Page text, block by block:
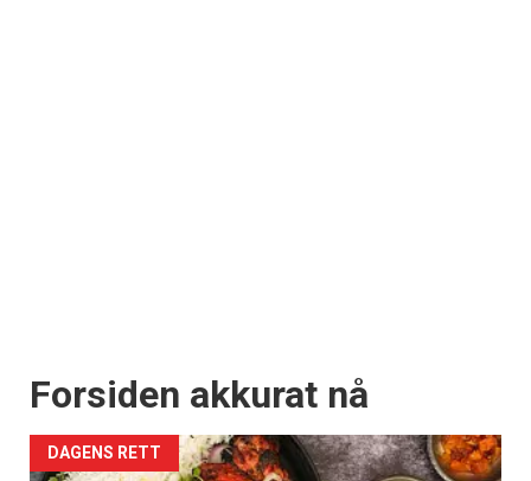
Forsiden akkurat nå
DAGENS RETT